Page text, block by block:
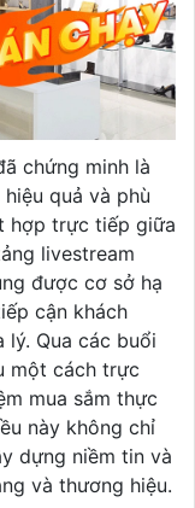
chứng minh là
quả và phù
hợp trực tiếp giữa
livestream
được cơ sở hạ
cận khách
Qua các buổi
một cách trực
mua sắm thực
này không chỉ
dựng niềm tin và
và thương hiệu.